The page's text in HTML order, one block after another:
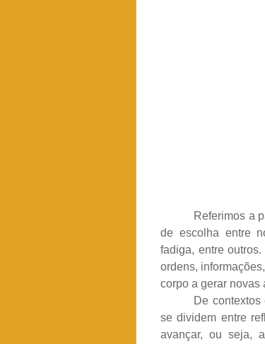
Referimos a
de escolha entre
fadiga, entre
ordens,
corpo a gerar novas
De
se dividem entre
avançar, ou seja,